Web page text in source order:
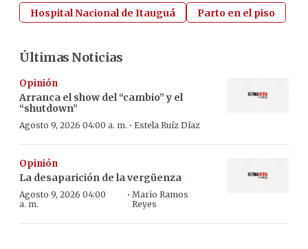
Hospital Nacional de Itauguá Parto en el piso
Últimas Noticias
Opinión
Arranca el show del “cambio” y el
“shutdown”
Agosto 9, 2026 04:00 a. m. · Estela Ruíz Díaz
Opinión
La desaparición de la vergüenza
Agosto 9, 2026 04:00
a. m.
· Mario Ramos
Reyes